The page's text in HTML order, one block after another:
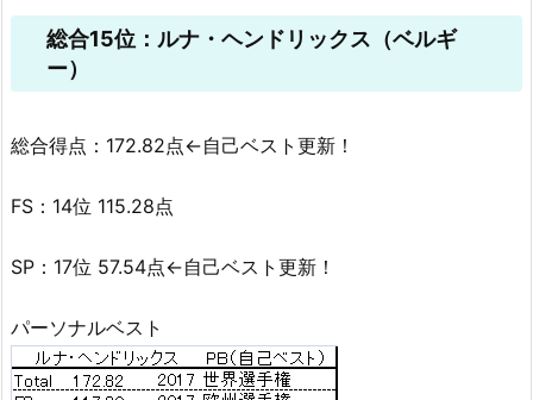
総合15位：ルナ・ヘンドリックス（ベルギ
ー）
総合得点：172.82点←自己ベスト更新！
FS：14位 115.28点
SP：17位 57.54点←自己ベスト更新！
パーソナルベスト